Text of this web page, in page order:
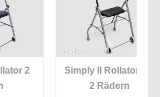
Simply II Rollator mit
2 Rädern